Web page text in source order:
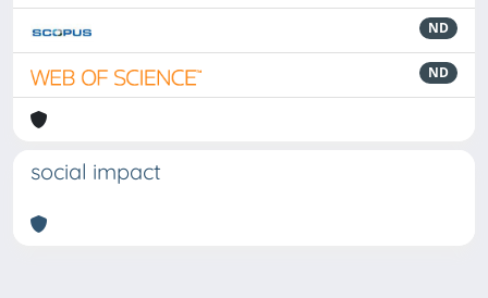
ND
ND
social impact